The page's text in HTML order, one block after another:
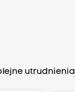
utrudnienia